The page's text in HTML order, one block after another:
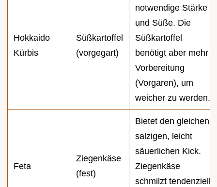
Hokkaido
Kürbis
Süßkartoffel
(vorgegart)
notwendige Stärke
und Süße. Die
Süßkartoffel
benötigt aber mehr
Vorbereitung
(Vorgaren), um
weicher zu werden.
Feta
Ziegenkäse
(fest)
Bietet den gleichen
salzigen, leicht
säuerlichen Kick.
Ziegenkäse
schmilzt tendenziell